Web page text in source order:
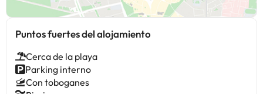
Puntos fuertes del alojamiento
Cerca de la playa
Parking interno
Con toboganes